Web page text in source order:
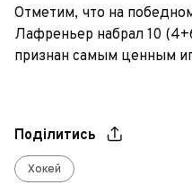
Отметим, что на
Лафреньер набрал 10
признан самым ценным
Поділитись
Хокей